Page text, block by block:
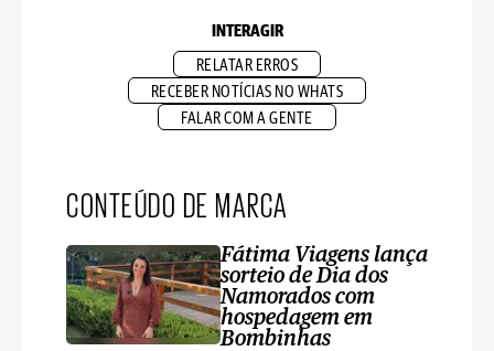
INTERAGIR
RELATAR ERROS
RECEBER NOTÍCIAS NO WHATS
FALAR COM A GENTE
CONTEÚDO DE MARCA
Fátima Viagens lança
sorteio de Dia dos
Namorados com
hospedagem em
Bombinhas